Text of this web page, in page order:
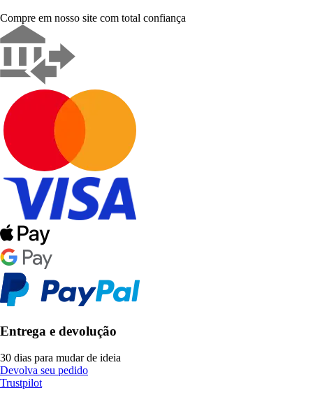
Compre em nosso site com total confiança
Entrega e devolução
30 dias para mudar de ideia
Devolva seu pedido
Trustpilot